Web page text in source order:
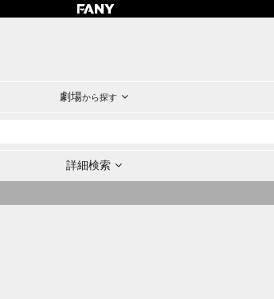
劇場から探す
詳細検索